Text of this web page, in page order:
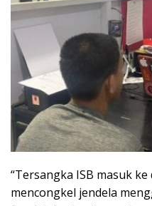
“Tersangka ISB masuk
mencongkel jendela